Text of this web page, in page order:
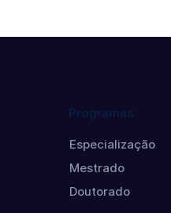
Programas
Especialização
Mestrado
Doutorado